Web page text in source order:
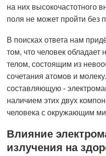
на них высокочастотного
поля не может пройти без
В поисках ответа нам
том, что человек
телом, состоящим из
сочетания атомов и
составляющую -
наличием этих двух
человека с окружающим
Влияние
излучения на